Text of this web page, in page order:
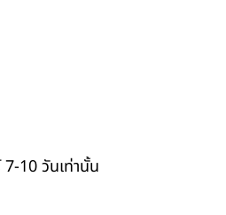
10 วันเท่านั้น